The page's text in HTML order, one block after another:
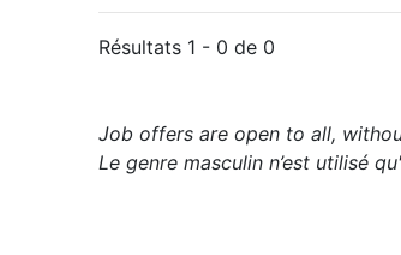
Résultats 1 - 0 de 0
Job offers are open to all,
Le genre masculin n’est utilisé